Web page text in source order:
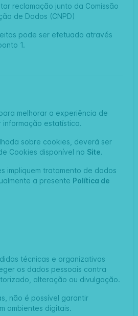
reclamação junto da Comissão
de Dados (CNPD)
pode ser efetuado através
1.
melhorar a experiência de
estatística.
sobre cookies, deverá ser
Cookies disponível no Site.
impliquem tratamento de dados
a presente Política de
técnicas e organizativas
os dados pessoais contra
alteração ou divulgação.
não é possível garantir
ambientes digitais.